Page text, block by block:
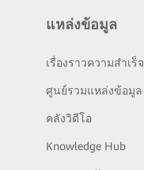
แหล่งข้อมูล
เรื่องราวความสำเร็จ
ศูนย์รวมแหล่งข้อมูล
คลังวิดีโอ
Knowledge Hub